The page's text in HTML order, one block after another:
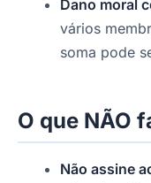
Dano moral
vários
soma pode
O que NÃO
Não assine